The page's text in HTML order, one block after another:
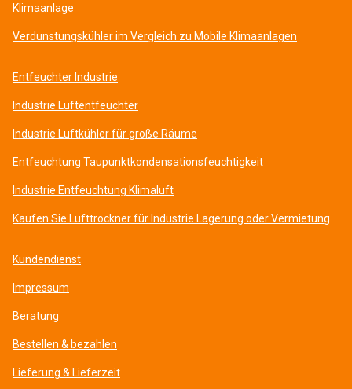
Klimaanlage
Verdunstungskühler im Vergleich zu Mobile Klimaanlagen
Entfeuchter Industrie
Industrie Luftentfeuchter
Industrie Luftkühler für große Räume
Entfeuchtung Taupunktkondensationsfeuchtigkeit
Industrie Entfeuchtung Klimaluft
Kaufen Sie Lufttrockner für Industrie Lagerung oder Vermietung
Kundendienst
Impressum
Beratung
Bestellen & bezahlen
Lieferung & Lieferzeit